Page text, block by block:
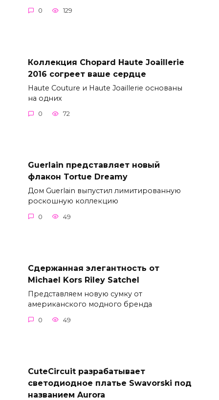
0 129
Коллекция Chopard Haute Joaillerie
2016 согреет ваше сердце
Haute Couture и Haute Joaillerie основаны
на одних
0 72
Guerlain представляет новый
флакон Tortue Dreamy
Дом Guerlain выпустил лимитированную
роскошную коллекцию
0 49
Сдержанная элегантность от
Michael Kors Riley Satchel
Представляем новую сумку от
американского модного бренда
0 49
CuteCircuit разрабатывает
светодиодное платье Swavorski под
названием Aurora